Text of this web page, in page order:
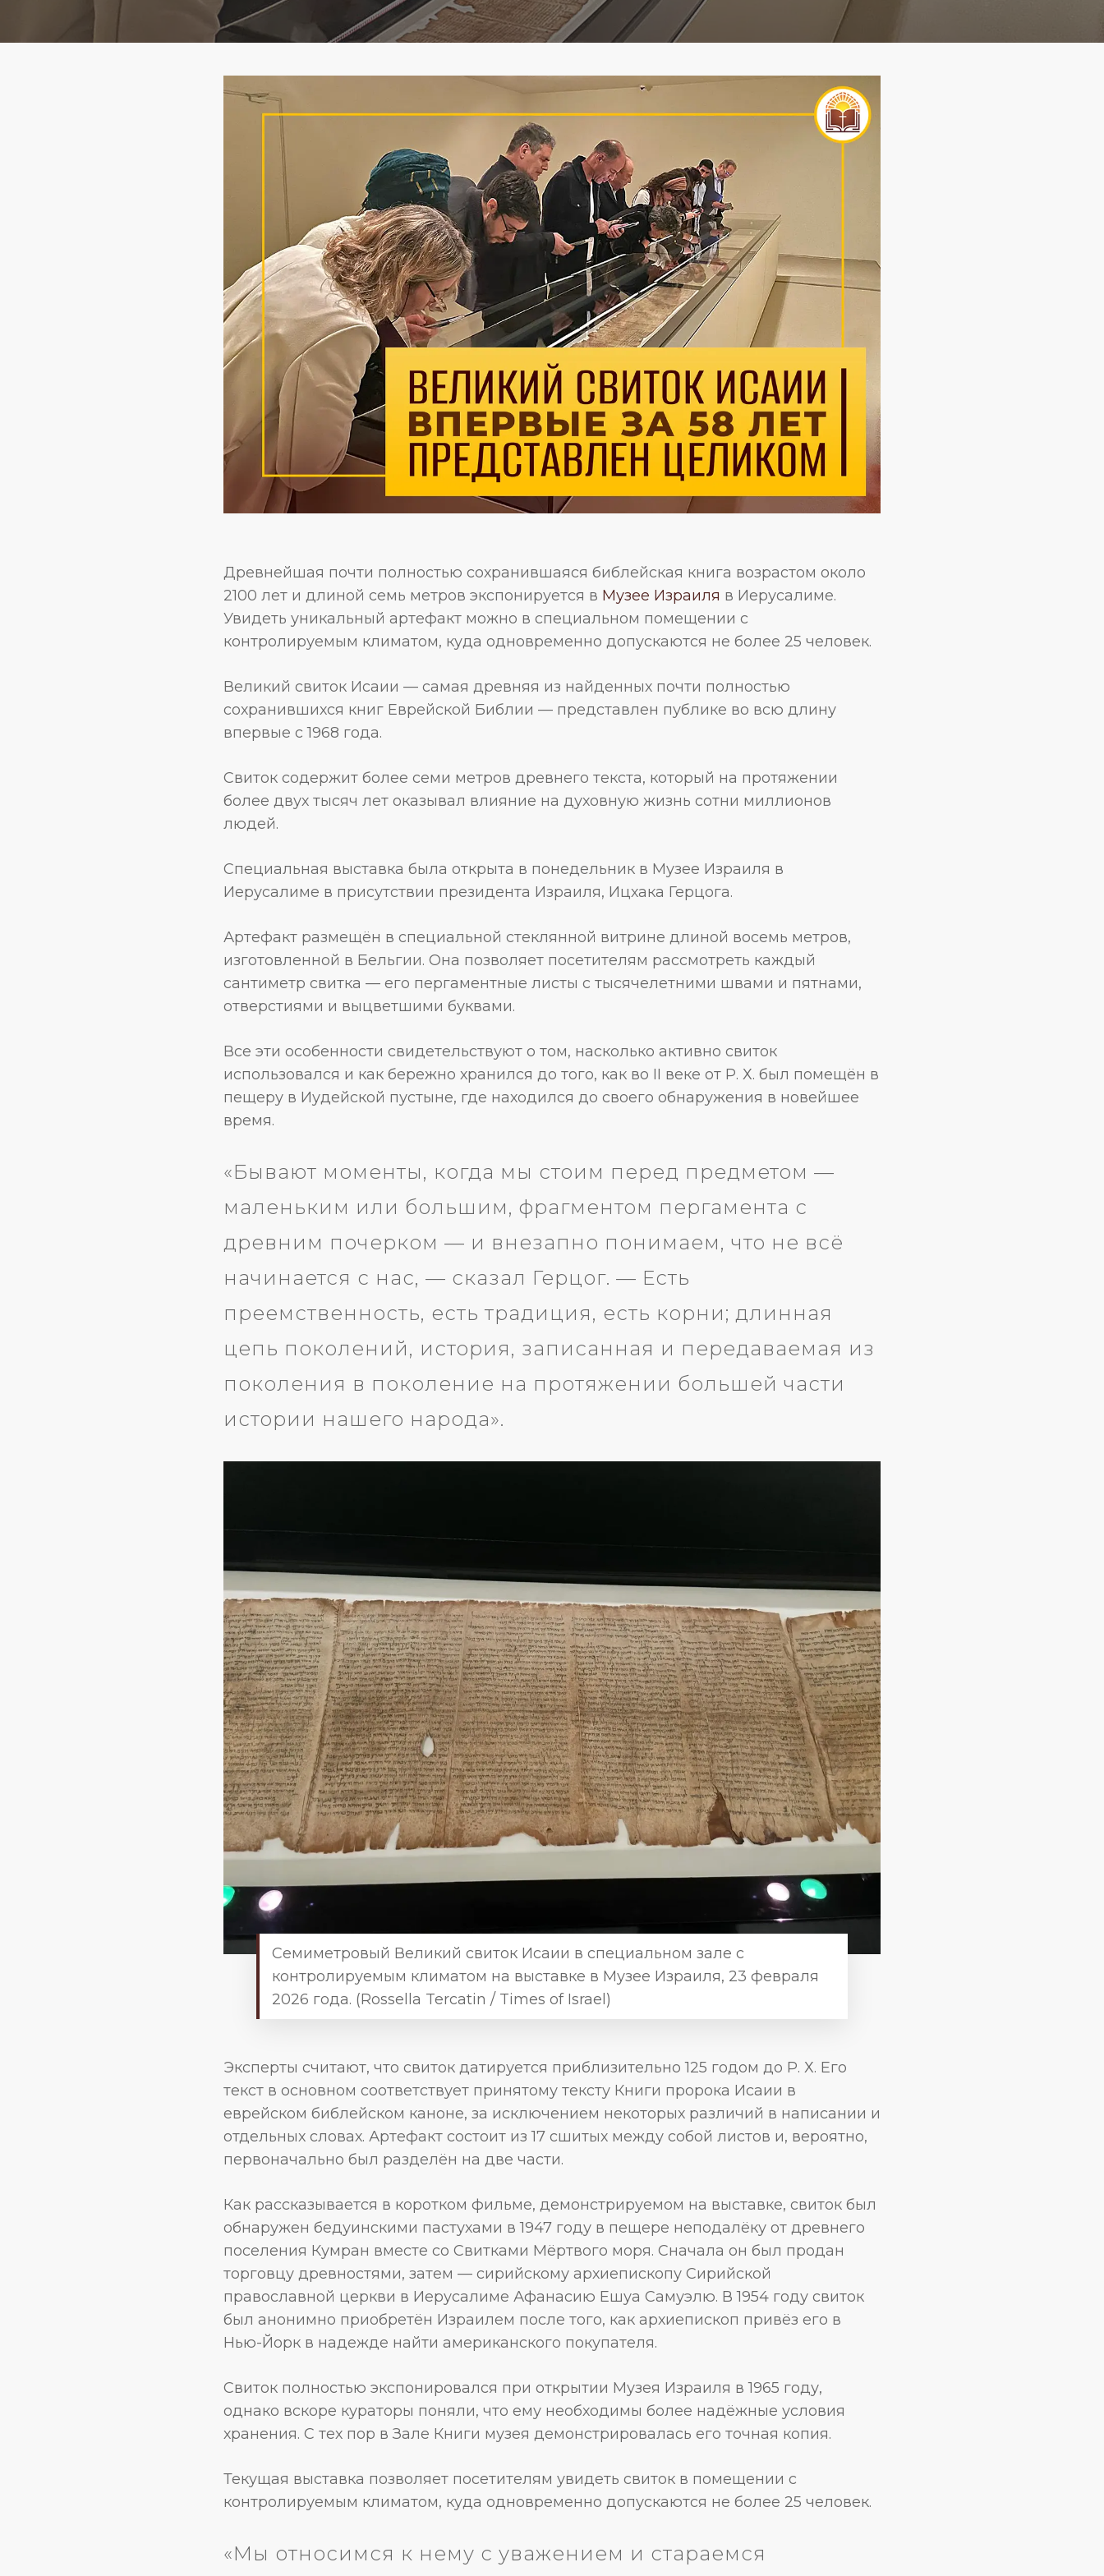
Древнейшая почти полностью сохранившаяся библейская книга возрастом около
2100 лет и длиной семь метров экспонируется в Музее Израиля в Иерусалиме.
Увидеть уникальный артефакт можно в специальном помещении с
контролируемым климатом, куда одновременно допускаются не более 25 человек.
Великий свиток Исаии — самая древняя из найденных почти полностью
сохранившихся книг Еврейской Библии — представлен публике во всю длину
впервые с 1968 года.
Свиток содержит более семи метров древнего текста, который на протяжении
более двух тысяч лет оказывал влияние на духовную жизнь сотни миллионов
людей.
Специальная выставка была открыта в понедельник в Музее Израиля в
Иерусалиме в присутствии президента Израиля, Ицхака Герцога.
Артефакт размещён в специальной стеклянной витрине длиной восемь метров,
изготовленной в Бельгии. Она позволяет посетителям рассмотреть каждый
сантиметр свитка — его пергаментные листы с тысячелетними швами и пятнами,
отверстиями и выцветшими буквами.
Все эти особенности свидетельствуют о том, насколько активно свиток
использовался и как бережно хранился до того, как во II веке от Р. Х. был помещён в
пещеру в Иудейской пустыне, где находился до своего обнаружения в новейшее
время.
«Бывают моменты, когда мы стоим перед предметом —
маленьким или большим, фрагментом пергамента с
древним почерком — и внезапно понимаем, что не всё
начинается с нас, — сказал Герцог. — Есть
преемственность, есть традиция, есть корни; длинная
цепь поколений, история, записанная и передаваемая из
поколения в поколение на протяжении большей части
истории нашего народа».
Семиметровый Великий свиток Исаии в специальном зале с
контролируемым климатом на выставке в Музее Израиля, 23 февраля
2026 года. (Rossella Tercatin / Times of Israel)
Эксперты считают, что свиток датируется приблизительно 125 годом до Р. Х. Его
текст в основном соответствует принятому тексту Книги пророка Исаии в
еврейском библейском каноне, за исключением некоторых различий в написании и
отдельных словах. Артефакт состоит из 17 сшитых между собой листов и, вероятно,
первоначально был разделён на две части.
Как рассказывается в коротком фильме, демонстрируемом на выставке, свиток был
обнаружен бедуинскими пастухами в 1947 году в пещере неподалёку от древнего
поселения Кумран вместе со Свитками Мёртвого моря. Сначала он был продан
торговцу древностями, затем — сирийскому архиепископу Сирийской
православной церкви в Иерусалиме Афанасию Ешуа Самуэлю. В 1954 году свиток
был анонимно приобретён Израилем после того, как архиепископ привёз его в
Нью-Йорк в надежде найти американского покупателя.
Свиток полностью экспонировался при открытии Музея Израиля в 1965 году,
однако вскоре кураторы поняли, что ему необходимы более надёжные условия
хранения. С тех пор в Зале Книги музея демонстрировалась его точная копия.
Текущая выставка позволяет посетителям увидеть свиток в помещении с
контролируемым климатом, куда одновременно допускаются не более 25 человек.
«Мы относимся к нему с уважением и стараемся